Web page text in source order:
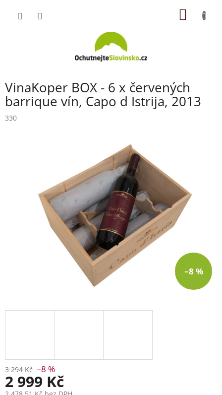
VinaKoper BOX - 6 x červených
barrique vín, Capo d Istrija, 2013
330
–8 %
3 294 Kč –8 %
2 999 Kč